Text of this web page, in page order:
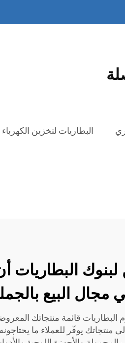
البطاريات لتخزين
البطاريات
مجال البيع
قائمة منتجاتك المعروضة
منتجاتك يوفّر للعملاء ما